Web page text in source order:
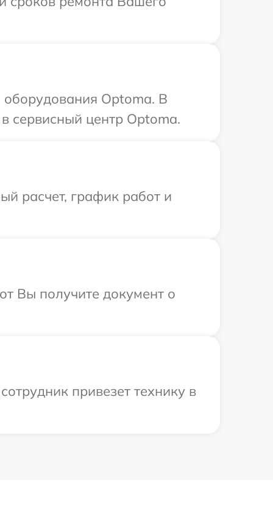
Optoma. В
сервисный центр Optoma.
расчет, график работ и
Вы получите документ о
привезет технику в